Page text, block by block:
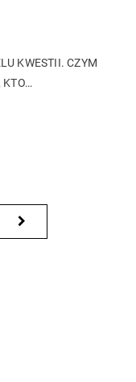
KWESTII. CZYM
KTO…
NEXT
PAGE